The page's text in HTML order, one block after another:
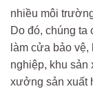
nhiều môi
Do đó, chúng
làm cửa bảo
nghiệp, khu
xưởng sản xuất